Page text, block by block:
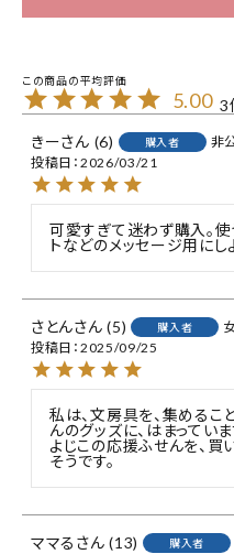
5.00 3
きー
6 購入者
非
投稿日 2026/03/21
可愛すぎて迷わず購入。
トなどのメッセージ用にし
さとん 5 購入者
投稿日 2025/09/25
私は、文房具を、集めるこ
んのグッズに、はまってい
よじこの応援ふせんを、買
そうです。
ママる 13 購入者